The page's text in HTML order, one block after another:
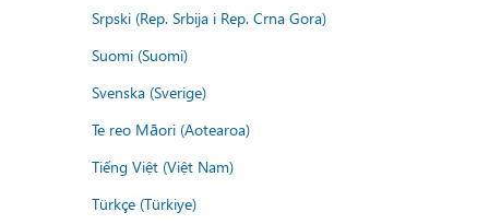
Srpski (Rep. Srbija i Rep. Crna Gora)
Suomi (Suomi)
Svenska (Sverige)
Te reo Māori (Aotearoa)
Tiếng Việt (Việt Nam)
Türkçe (Türkiye)